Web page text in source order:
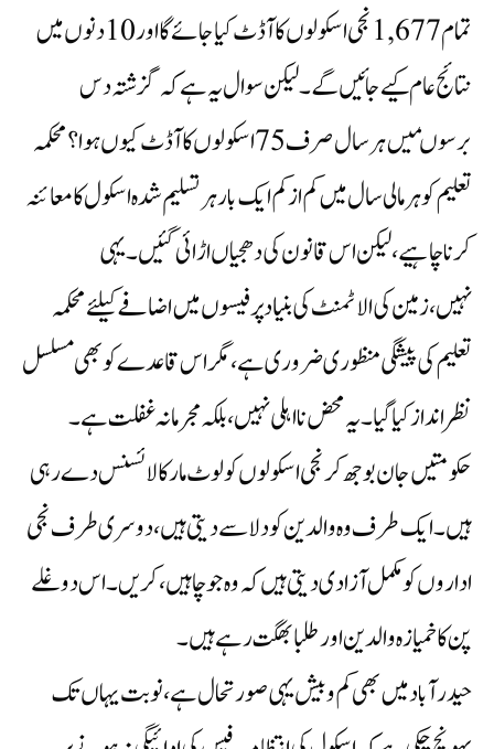
تمام 1,677 نجی اسکولوں کا آڈٹ کیا جائے گا اور 10 دنوں میں
نتائج عام کیے جائیں گے۔ لیکن سوال یہ ہے کہ گزشتہ دس
برسوںمیں ہر سال صرف 75 اسکولوں کا آڈٹ کیوں ہوا؟ محکمہ
تعلیم کو ہر مالی سال میں کم از کم ایک بار ہر تسلیم شدہ اسکول کا معائنہ
کرنا چاہیے، لیکن اس قانون کی دھجیاں اڑائی گئیں۔ یہی
نہیں،زمین کی الاٹمنٹ کی بنیاد پر فیسوں میں اضافے کیلئے محکمہ
تعلیم کی پیشگی منظوری ضروری ہے،مگر اس قاعدے کو بھی مسلسل
نظرانداز کیا گیا۔یہ محض نااہلی نہیں،بلکہ مجرمانہ غفلت ہے۔
حکومتیں جان بوجھ کر نجی اسکولوں کو لوٹ مار کا لائسنس دے رہی
ہیں۔ ایک طرف وہ والدین کو دلاسے دیتی ہیں،دوسری طرف نجی
اداروں کو مکمل آزادی دیتی ہیں کہ وہ جو چاہیں،کریں۔ اس دوغلے
پن کا خمیازہ والدین اور طلبا بھگت رہے ہیں۔
حیدرآباد میں بھی کم وبیش یہی صورتحال ہے،نوبت یہاں تک